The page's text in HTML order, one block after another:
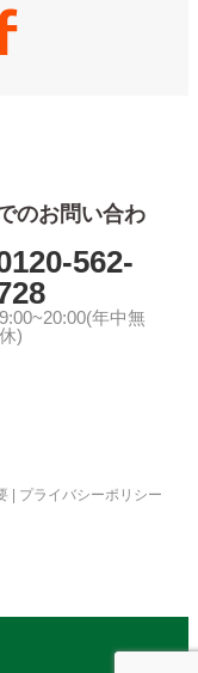
のお問い合わ
562-
9:00~20:00(年中無
休)
プライバシーポリシー